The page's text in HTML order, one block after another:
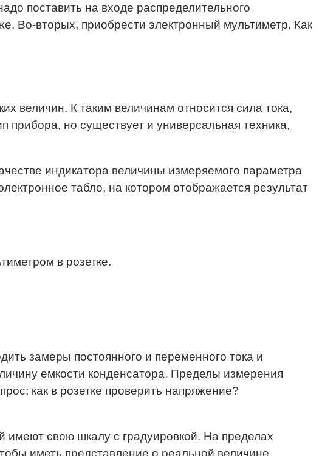
поставить на входе распределительного
Во-вторых, приобрести электронный мультиметр. Как
величин. К таким величинам относится сила тока,
но существует и универсальная техника,
индикатора величины измеряемого параметра
табло, на котором отображается результат
в розетке.
замеры постоянного и переменного тока и
емкости конденсатора. Пределы измерения
как в розетке проверить напряжение?
имеют свою шкалу с градуировкой. На пределах
иметь представление о реальной величине